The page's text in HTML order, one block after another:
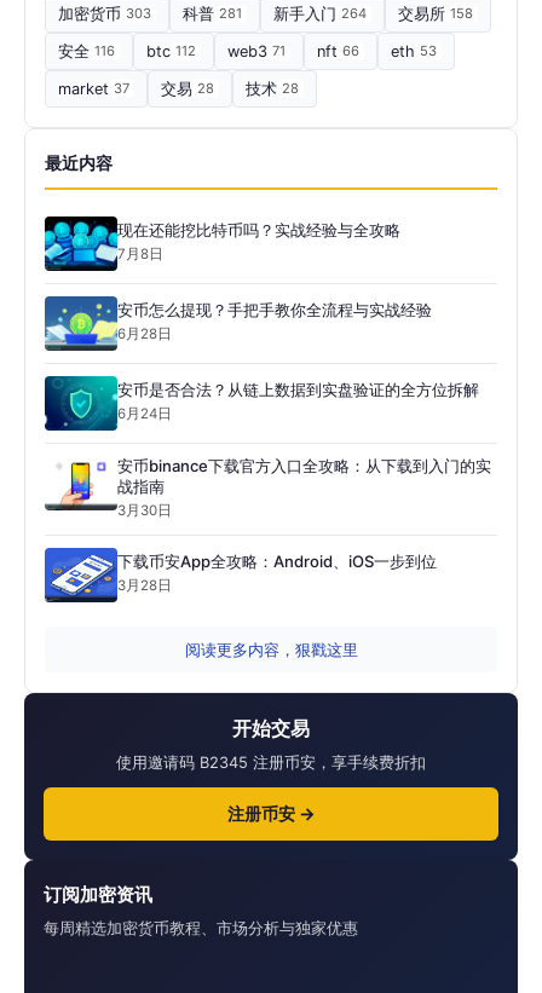
加密货币 303 科普 281 新手入门 264 交易所 158
安全 116 btc 112 web3 71 nft 66 eth 53
market 37 交易 28 技术 28
最近内容
现在还能挖比特币吗？实战经验与全攻略
7月8日
安币怎么提现？手把手教你全流程与实战经验
6月28日
安币是否合法？从链上数据到实盘验证的全方位拆解
6月24日
安币binance下载官方入口全攻略：从下载到入门的实
战指南
3月30日
下载币安App全攻略：Android、iOS一步到位
3月28日
阅读更多内容，狠戳这里
开始交易
使用邀请码 B2345 注册币安，享手续费折扣
注册币安 →
订阅加密资讯
每周精选加密货币教程、市场分析与独家优惠